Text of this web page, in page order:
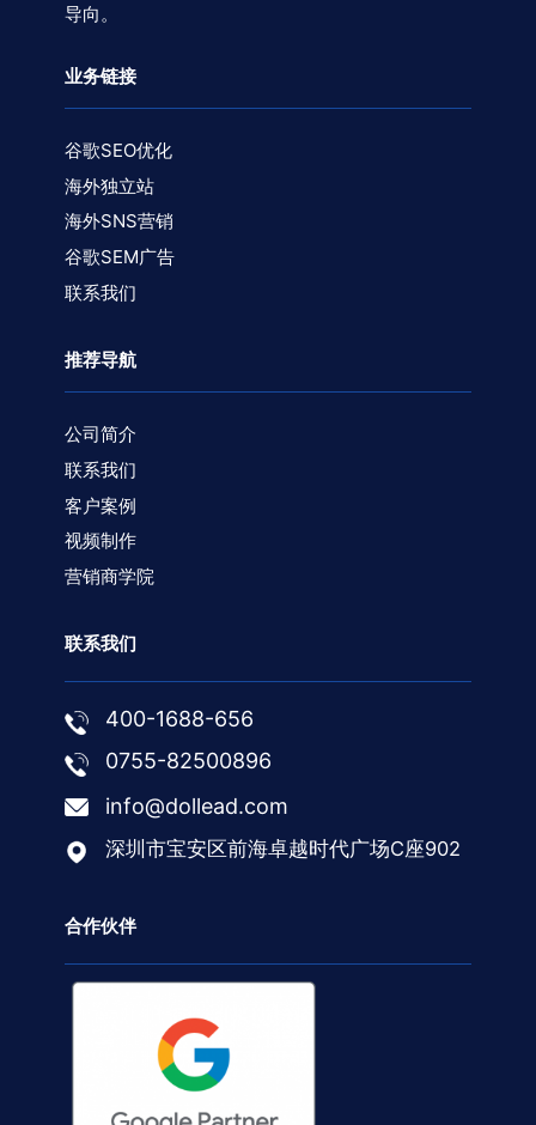
导向。
业务链接
谷歌SEO优化
海外独立站
海外SNS营销
谷歌SEM广告
联系我们
推荐导航
公司简介
联系我们
客户案例
视频制作
营销商学院
联系我们
400-1688-656
0755-82500896
info@dollead.com
深圳市宝安区前海卓越时代广场C座902
合作伙伴